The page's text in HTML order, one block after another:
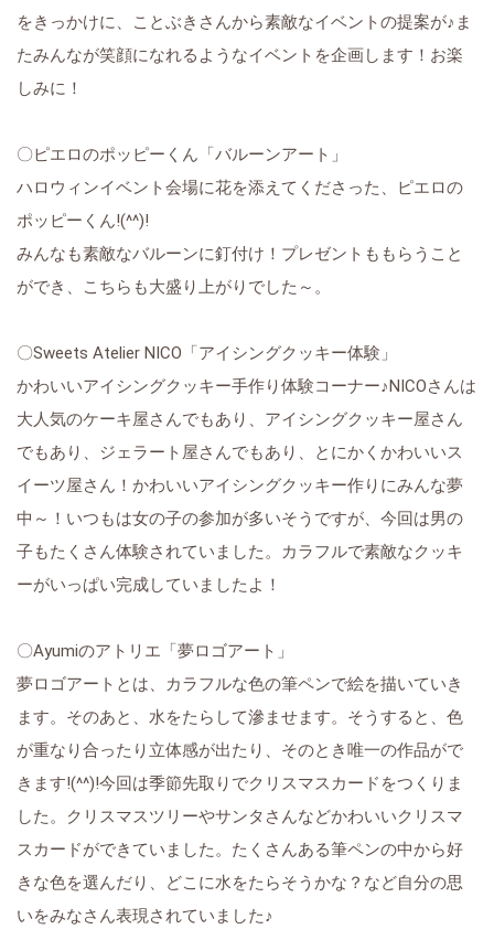
をきっかけに、ことぶきさんから素敵なイベントの提案が♪ま
たみんなが笑顔になれるようなイベントを企画します！お楽
しみに！
〇ピエロのポッピーくん「バルーンアート」
ハロウィンイベント会場に花を添えてくださった、ピエロの
ポッピーくん!(^^)!
みんなも素敵なバルーンに釘付け！プレゼントももらうこと
ができ、こちらも大盛り上がりでした～。
〇Sweets Atelier NICO「アイシングクッキー体験」
かわいいアイシングクッキー手作り体験コーナー♪NICOさんは
大人気のケーキ屋さんでもあり、アイシングクッキー屋さん
でもあり、ジェラート屋さんでもあり、とにかくかわいいス
イーツ屋さん！かわいいアイシングクッキー作りにみんな夢
中～！いつもは女の子の参加が多いそうですが、今回は男の
子もたくさん体験されていました。カラフルで素敵なクッキ
ーがいっぱい完成していましたよ！
〇Ayumiのアトリエ「夢ロゴアート」
夢ロゴアートとは、カラフルな色の筆ペンで絵を描いていき
ます。そのあと、水をたらして滲ませます。そうすると、色
が重なり合ったり立体感が出たり、そのとき唯一の作品がで
きます!(^^)!今回は季節先取りでクリスマスカードをつくりま
した。クリスマスツリーやサンタさんなどかわいいクリスマ
スカードができていました。たくさんある筆ペンの中から好
きな色を選んだり、どこに水をたらそうかな？など自分の思
いをみなさん表現されていました♪